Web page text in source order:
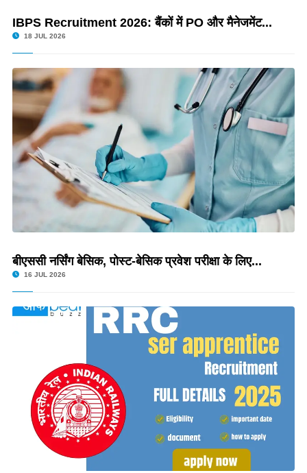
IBPS Recruitment 2026: बैंकों में PO और मैनेजमेंट...
18 JUL 2026
बीएससी नर्सिंग बेसिक, पोस्ट-बेसिक प्रवेश परीक्षा के लिए...
16 JUL 2026